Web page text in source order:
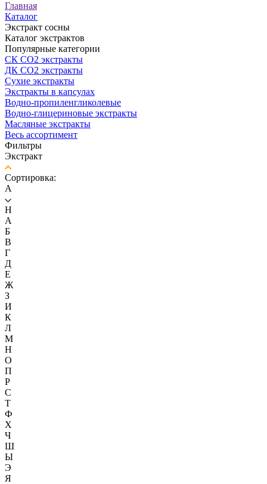
Главная
Каталог
Экстракт сосны
Каталог экстрактов
Популярные категории
СК CO2 экстракты
ДК СО2 экстракты
Сухие экстракты
Экстракты в капсулах
Водно-пропиленгликолевые
Водно-глицериновые экстракты
Масляные экстракты
Весь ассортимент
Фильтры
Экстракт
Сортировка:
А
H
А
Б
В
Г
Д
Е
Ж
З
И
К
Л
М
Н
О
П
Р
С
Т
Ф
Х
Ч
Ш
Ы
Э
Я